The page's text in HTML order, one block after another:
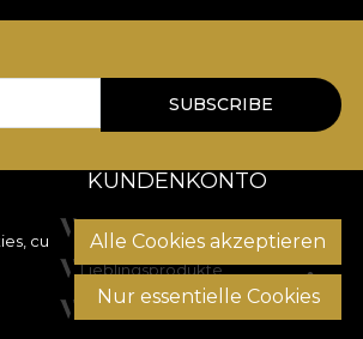
cu
Alle Cookies akzeptieren
Nur essentielle Cookies
SUBSCRIBE
KUNDENKONTO
Bestellverlauf
Lieblingsprodukte